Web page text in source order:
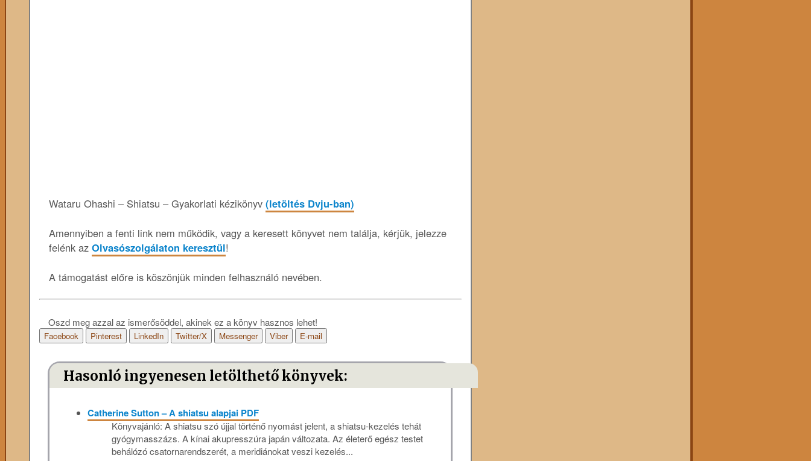
Wataru Ohashi – Shiatsu – Gyakorlati kézikönyv (letöltés Dvju-ban)
Amennyiben a fenti link nem működik, vagy a keresett könyvet nem találja, kérjük, jelezze
felénk az Olvasószolgálaton keresztül!
A támogatást előre is köszönjük minden felhasználó nevében.
Oszd meg azzal az ismerősöddel, akinek ez a könyv hasznos lehet!
Facebook Pinterest LinkedIn Twitter/X Messenger Viber E-mail
Hasonló ingyenesen letölthető könyvek:
Catherine Sutton – A shiatsu alapjai PDF
Könyvajánló: A shiatsu szó újjal történő nyomást jelent, a shiatsu-kezelés tehát
gyógymasszázs. A kínai akupresszúra japán változata. Az életerő egész testet
behálózó csatornarendszerét, a meridiánokat veszi kezelés...